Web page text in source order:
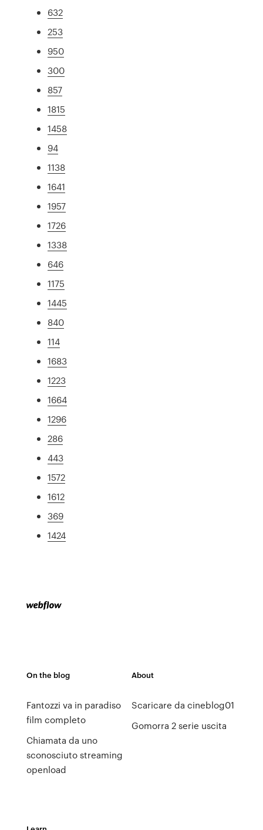
632
253
950
300
857
1815
1458
94
1138
1641
1957
1726
1338
646
1175
1445
840
114
1683
1223
1664
1296
286
443
1572
1612
369
1424
On the blog
Fantozzi va in paradiso
film completo
Chiamata da uno
sconosciuto streaming
openload
About
Scaricare da cineblog01
Gomorra 2 serie uscita